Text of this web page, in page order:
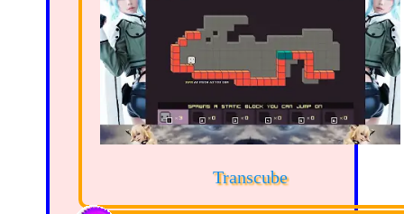
Transcube